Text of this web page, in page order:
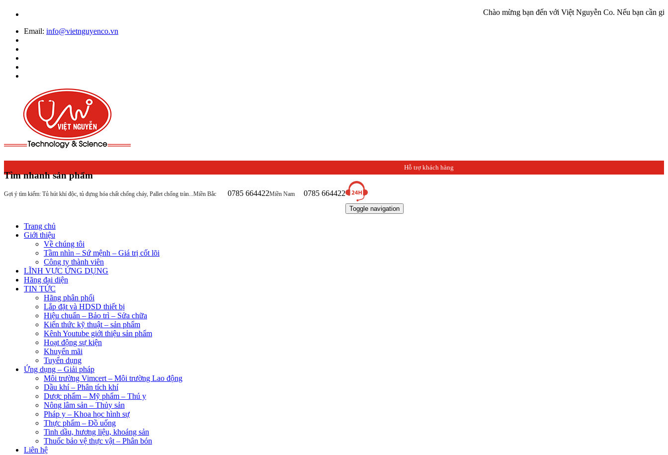
Chào mừng bạn đến với Việt Nguyễn Co. Nếu bạn cần giúp đỡ
Email: info@vietnguyenco.vn
Tìm nhanh sản phẩm
Gợi ý tìm kiếm: Tủ hút khí độc, tủ đựng hóa chất chống cháy, Pallet chống tràn...
Hỗ trợ khách hàng
Miền Bắc 0785 664422Miền Nam 0785 664422
Toggle navigation
Trang chủ
Giới thiệu
Về chúng tôi
Tầm nhìn – Sứ mệnh – Giá trị cốt lõi
Công ty thành viên
LĨNH VỰC ỨNG DỤNG
Hãng đại diện
TIN TỨC
Hãng phân phối
Lắp đặt và HDSD thiết bị
Hiệu chuẩn – Bảo trì – Sửa chữa
Kiến thức kỹ thuật – sản phẩm
Kênh Youtube giới thiệu sản phẩm
Hoạt động sự kiện
Khuyến mãi
Tuyển dụng
Ứng dụng – Giải pháp
Môi trường Vimcert – Môi trường Lao động
Dầu khí – Phân tích khí
Dược phẩm – Mỹ phẩm – Thú y
Nông lâm sản – Thủy sản
Pháp y – Khoa học hình sự
Thực phẩm – Đồ uống
Tinh dầu, hương liệu, khoáng sản
Thuốc bảo vệ thực vật – Phân bón
Liên hệ